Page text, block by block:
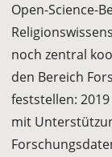
Open-Science-
noch zentral
den Bereich
feststellen:
mit